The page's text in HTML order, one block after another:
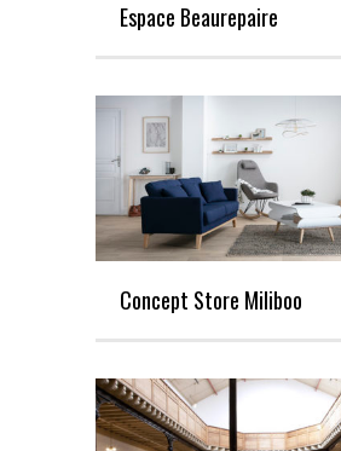
Espace Beaurepaire
Concept Store Miliboo